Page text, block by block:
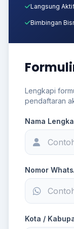
Langsung
Bimbingan
Lengkapi
pendaftaran
Nama
Nomor
Kota /